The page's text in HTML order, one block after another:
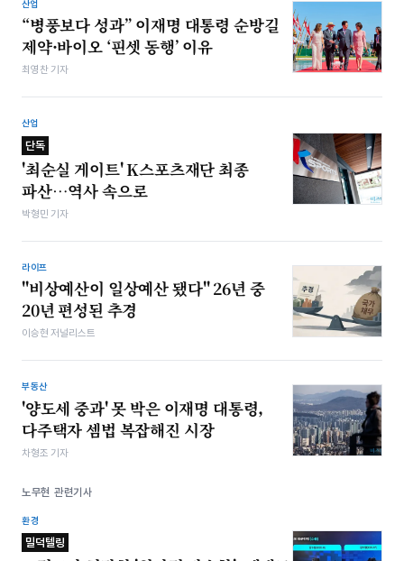
산업
“병풍보다 성과” 이재명 대통령 순방길
제약·바이오 ‘핀셋 동행’ 이유
최영찬 기자
산업
단독
'최순실 게이트' K스포츠재단 최종
파산…역사 속으로
박형민 기자
라이프
"비상예산이 일상예산 됐다" 26년 중
20년 편성된 추경
이승현 저널리스트
부동산
'양도세 중과' 못 박은 이재명 대통령,
다주택자 셈법 복잡해진 시장
차형조 기자
노무현 관련기사
환경
밀덕텔링